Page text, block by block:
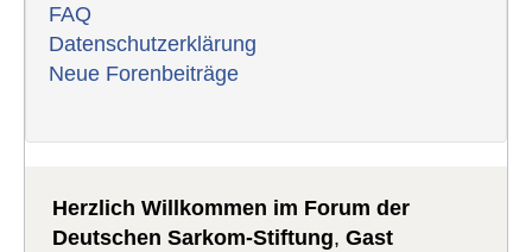
FAQ
Datenschutzerklärung
Neue Forenbeiträge
Herzlich Willkommen im Forum der
Deutschen Sarkom-Stiftung,Gast